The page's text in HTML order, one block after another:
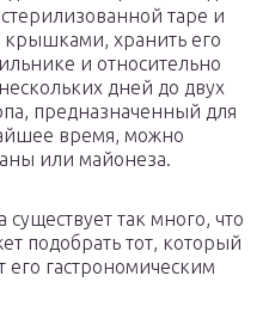
таре и
хранить его
и относительно
дней до двух
предназначенный для
время, можно
или майонеза.
так много, что
подобрать тот, который
его гастрономическим